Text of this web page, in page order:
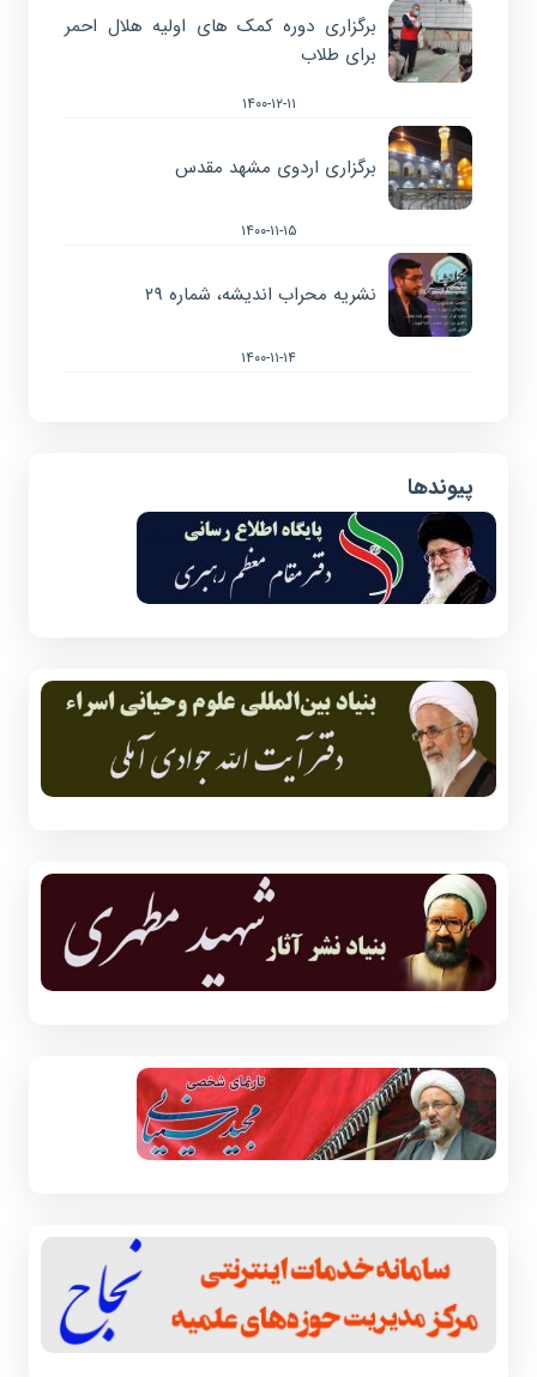
برگزاری دوره کمک های اولیه هلال احمر
برای طلاب
۱۴۰۰-۱۲-۱۱
برگزاری اردوی مشهد مقدس
۱۴۰۰-۱۱-۱۵
نشریه محراب اندیشه، شماره ۲۹
۱۴۰۰-۱۱-۱۴
پیوندها